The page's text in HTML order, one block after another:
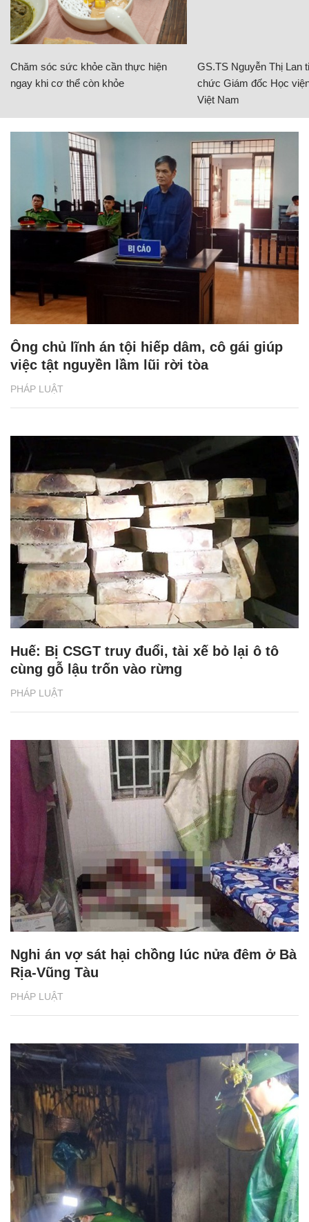
Chăm sóc sức khỏe cần thực hiện
ngay khi cơ thể còn khỏe
GS.TS Nguyễn Thị Lan
chức Giám đốc Học
Việt Nam
PHÁP LUẬT
Ông chủ lĩnh án tội hiếp dâm, cô gái giúp
việc tật nguyền lầm lũi rời tòa
PHÁP LUẬT
Huế: Bị CSGT truy đuổi, tài xế bỏ lại ô tô
cùng gỗ lậu trốn vào rừng
PHÁP LUẬT
Nghi án vợ sát hại chồng lúc nửa đêm ở Bà
Rịa-Vũng Tàu